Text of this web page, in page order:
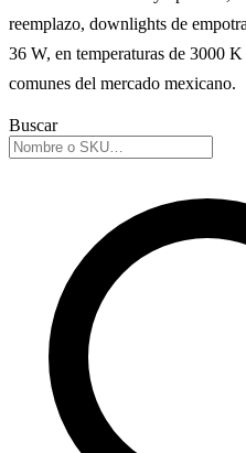
reemplazo, downlights de
36 W, en temperaturas de 3000
comunes del mercado mexicano.
Buscar